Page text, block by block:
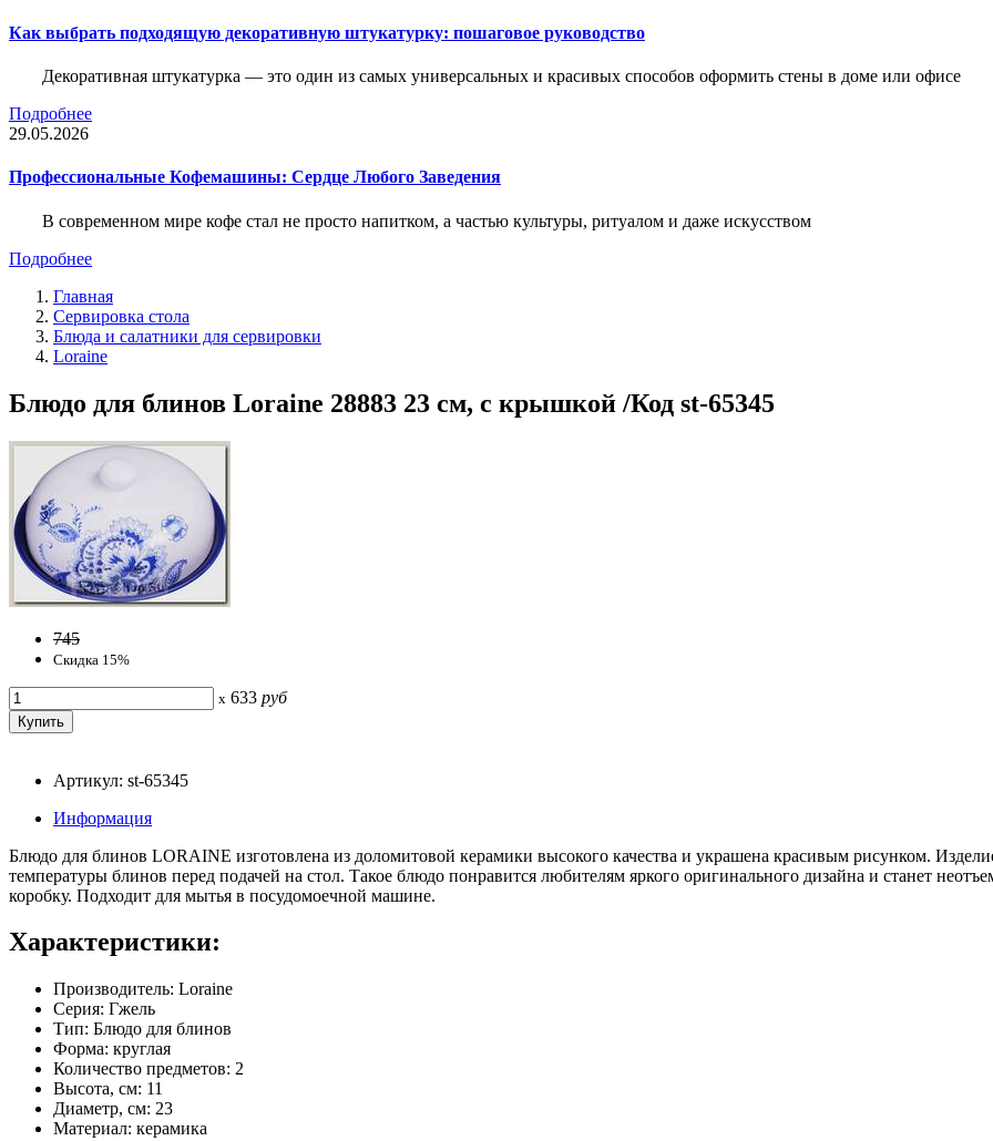
Как выбрать подходящую декоративную штукатурку: пошаговое руководство
Декоративная штукатурка — это один из самых универсальных и красивых способов оформить стены в доме или офисе
Подробнее
29.05.2026
Профессиональные Кофемашины: Сердце Любого Заведения
В современном мире кофе стал не просто напитком, а частью культуры, ритуалом и даже искусством
Подробнее
Главная
Сервировка стола
Блюда и салатники для сервировки
Loraine
Блюдо для блинов Loraine 28883 23 см, с крышкой /Код st-65345
745
Скидка 15%
x 633 руб
Артикул: st-65345
Информация
Блюдо для блинов LORAINE изготовлена из доломитовой керамики высокого качества и украшена красивым рисунком.
температуры блинов перед подачей на стол. Такое блюдо понравится любителям яркого оригинального дизайна и станет
коробку. Подходит для мытья в посудомоечной машине.
Характеристики:
Производитель: Loraine
Серия: Гжель
Тип: Блюдо для блинов
Форма: круглая
Количество предметов: 2
Высота, см: 11
Диаметр, см: 23
Материал: керамика